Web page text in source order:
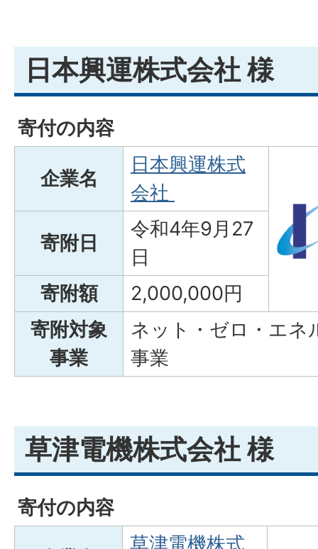
日本興運株式会社 様
寄付の内容
企業名
日本興運株式
会社
寄附日
令和4年9月27
日
寄附額
2,000,000円
寄附対象
事業
ネット・ゼロ・エネ
事業
草津電機株式会社 様
寄付の内容
草津電機株式